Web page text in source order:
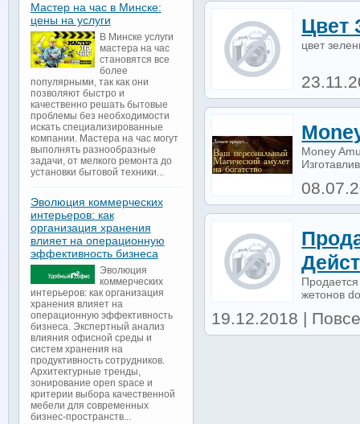
Цвет
цвет
Money
жетонов
19.12.2018 |
Мастер на час в Минске:
цены на услуги
В Минске услуги
мастера на час
становятся все
более
популярными, так как они
позволяют быстро и
качественно решать бытовые
проблемы без необходимости
искать специализированные
компании. Мастера на час могут
выполнять разнообразные
задачи, от мелкого ремонта до
установки бытовой техники...
Эволюция коммерческих
интерьеров: как
организация хранения
влияет на операционную
эффективность бизнеса
Эволюция
коммерческих
интерьеров: как организация
хранения влияет на
операционную эффективность
бизнеса. Экспертный анализ
влияния офисной среды и
систем хранения на
продуктивность сотрудников.
Архитектурные тренды,
зонирование open space и
критерии выбора качественной
мебели для современных
бизнес-пространств...